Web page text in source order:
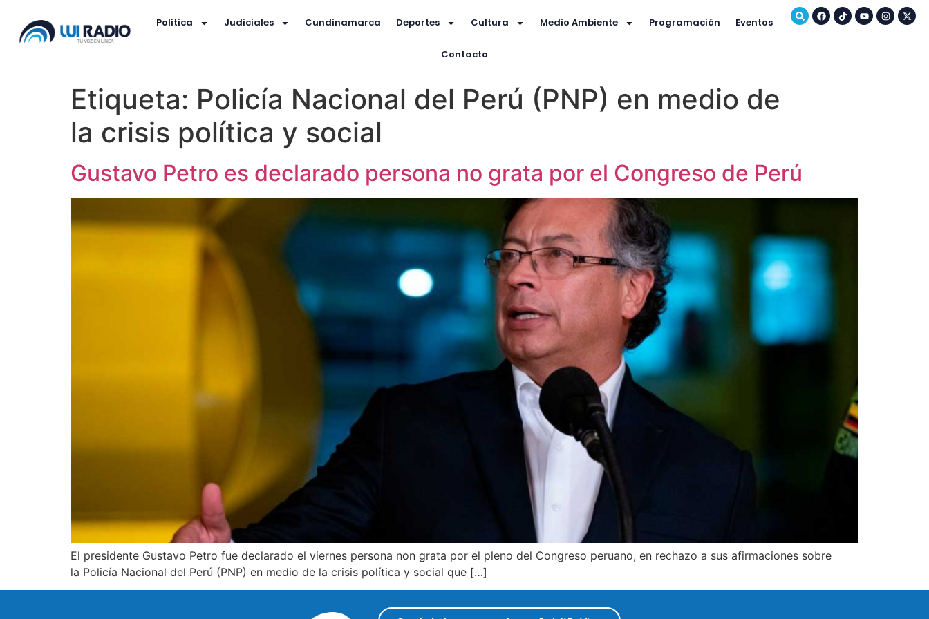
Política Judiciales Cundinamarca Deportes Cultura Medio Ambiente Programación Eventos
Contacto
Etiqueta: Policía Nacional del Perú (PNP) en medio de
la crisis política y social
Gustavo Petro es declarado persona no grata por el Congreso de Perú
El presidente Gustavo Petro fue declarado el viernes persona non grata por el pleno del Congreso peruano, en rechazo a sus afirmaciones sobre
la Policía Nacional del Perú (PNP) en medio de la crisis política y social que […]